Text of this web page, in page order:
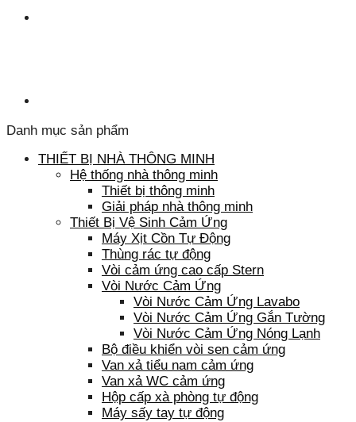
Danh mục sản phẩm
THIẾT BỊ NHÀ THÔNG MINH
Hệ thống nhà thông minh
Thiết bị thông minh
Giải pháp nhà thông minh
Thiết Bị Vệ Sinh Cảm Ứng
Máy Xịt Cồn Tự Động
Thùng rác tự động
Vòi cảm ứng cao cấp Stern
Vòi Nước Cảm Ứng
Vòi Nước Cảm Ứng Lavabo
Vòi Nước Cảm Ứng Gắn Tường
Vòi Nước Cảm Ứng Nóng Lạnh
Bộ điều khiển vòi sen cảm ứng
Van xả tiểu nam cảm ứng
Van xả WC cảm ứng
Hộp cấp xà phòng tự động
Máy sấy tay tự động